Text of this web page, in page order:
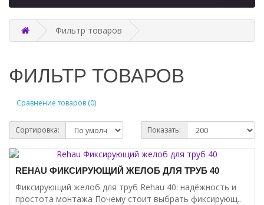
Фильтр товаров
ФИЛЬТР ТОВАРОВ
Сравнение товаров (0)
Сортировка: Показать:
REHAU ФИКСИРУЮЩИЙ ЖЕЛОБ ДЛЯ ТРУБ 40
Фиксирующий желоб для труб Rehau 40: надёжность и
простота монтажа Почему стоит выбрать фиксирующ..